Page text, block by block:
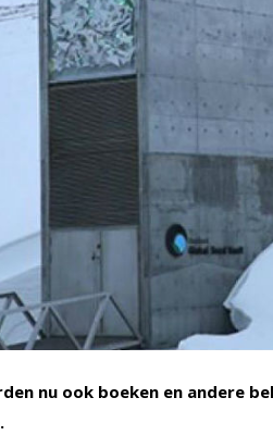
nu ook boeken en andere